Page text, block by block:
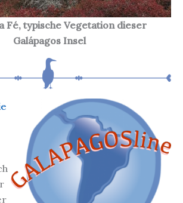
Fé, typische Vegetation dieser
Galápagos Insel